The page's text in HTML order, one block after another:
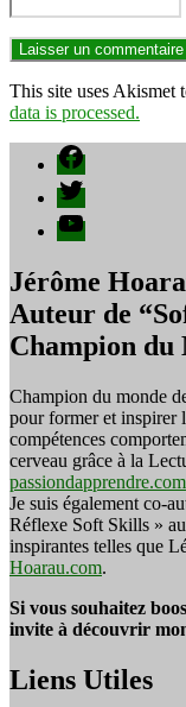
This site uses Akismet
data is processed.
Facebook
Twitter
YouTube
Jérôme
Auteur de
Champion
Champion du monde
pour former et inspirer
compétences
cerveau grâce à la
passiondapprendre.com
Je suis également co-
Réflexe Soft Skills »
inspirantes telles que
Hoarau.com.
Si vous souhaitez
invite à découvrir
Liens Utiles